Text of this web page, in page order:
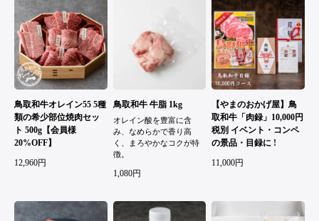
鳥取和牛オレイン55 5種
類の希少部位焼肉セッ
ト 500g【会員様
20%OFF】
12,960円
鳥取和牛 牛脂 1kg
オレイン酸を豊富に含
み、なめらかで香り高
く、まろやかなコクが特
徴。
1,080円
【やまのおかげ屋】鳥
取和牛「肉録」10,000円
税別 イベント・コンペ
の景品・目録に !
11,000円